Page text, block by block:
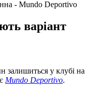
варіант
залишиться у клубі на
Mundo Deportivo.